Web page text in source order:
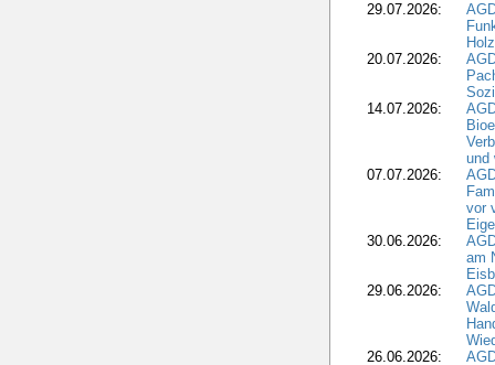
29.07.2026:
20.07.2026:
14.07.2026:
und
07.07.2026:
vor
30.06.2026:
am
29.06.2026:
26.06.2026: